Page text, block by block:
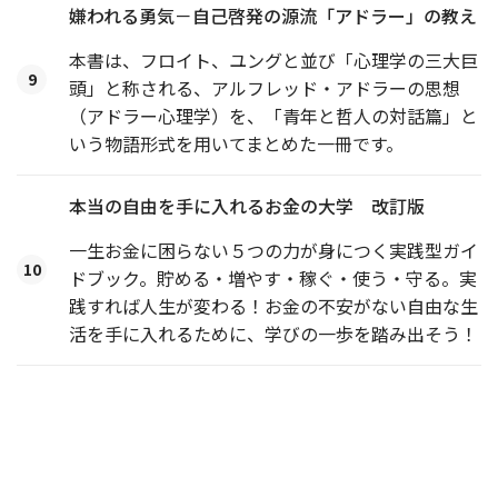
9
嫌われる勇気－自己啓発の源流「アドラー」の教え
本書は、フロイト、ユングと並び「心理学の三大巨
頭」と称される、アルフレッド・アドラーの思想
（アドラー心理学）を、「青年と哲人の対話篇」と
いう物語形式を用いてまとめた一冊です。
10
本当の自由を手に入れるお金の大学 改訂版
一生お金に困らない５つの力が身につく実践型ガイ
ドブック。貯める・増やす・稼ぐ・使う・守る。実
践すれば人生が変わる！お金の不安がない自由な生
活を手に入れるために、学びの一歩を踏み出そう！